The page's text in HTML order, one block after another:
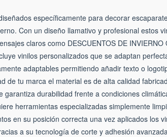
específicamente para decorar
Con un diseño llamativo y profesional estos
claros como DESCUENTOS DE INVIERNO
vinilos personalizados que se adaptan
adaptables permitiendo añadir texto o
de tu marca el material es de alta calidad
durabilidad frente a condiciones
herramientas especializadas simplemente
en su posición correcta una vez aplicados los
a su tecnología de corte y adhesión